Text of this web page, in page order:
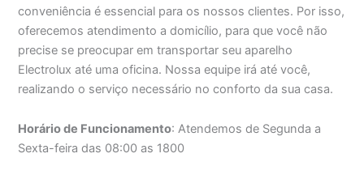
conveniência é essencial para os nossos clientes. Por isso,
oferecemos atendimento a domicílio, para que você não
precise se preocupar em transportar seu aparelho
Electrolux até uma oficina. Nossa equipe irá até você,
realizando o serviço necessário no conforto da sua casa.
Horário de Funcionamento: Atendemos de Segunda a
Sexta-feira das 08:00 as 1800